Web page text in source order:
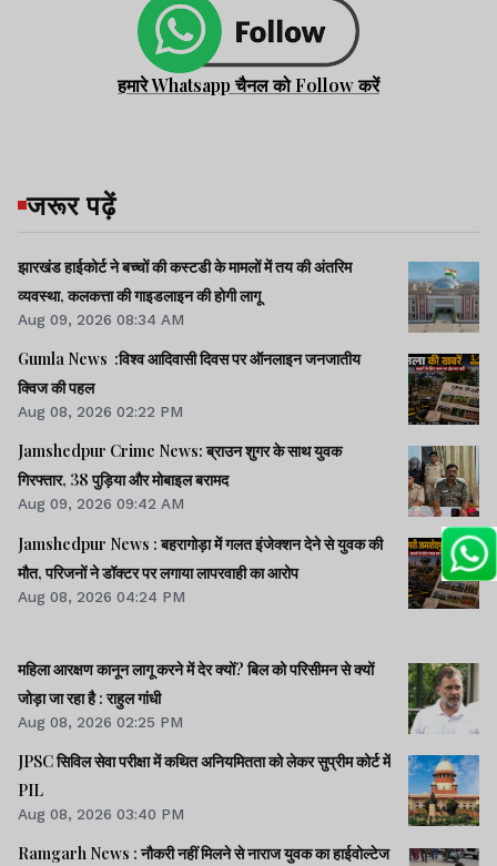
हमारे Whatsapp चैनल को Follow करें
जरूर पढ़ें
झारखंड हाईकोर्ट ने बच्चों की कस्टडी के मामलों में तय की अंतरिम
व्यवस्था, कलकत्ता की गाइडलाइन की होगी लागू
Aug 09, 2026 08:34 AM
Gumla News :विश्व आदिवासी दिवस पर ऑनलाइन जनजातीय
क्विज की पहल
Aug 08, 2026 02:22 PM
Jamshedpur Crime News: ब्राउन शुगर के साथ युवक
गिरफ्तार, 38 पुड़िया और मोबाइल बरामद
Aug 09, 2026 09:42 AM
Jamshedpur News : बहरागोड़ा में गलत इंजेक्शन देने से युवक की
मौत, परिजनों ने डॉक्टर पर लगाया लापरवाही का आरोप
Aug 08, 2026 04:24 PM
महिला आरक्षण कानून लागू करने में देर क्यों? बिल को परिसीमन से क्यों
जोड़ा जा रहा है : राहुल गांधी
Aug 08, 2026 02:25 PM
JPSC सिविल सेवा परीक्षा में कथित अनियमितता को लेकर सुप्रीम कोर्ट में
PIL
Aug 08, 2026 03:40 PM
Ramgarh News : नौकरी नहीं मिलने से नाराज युवक का हाईवोल्टेज